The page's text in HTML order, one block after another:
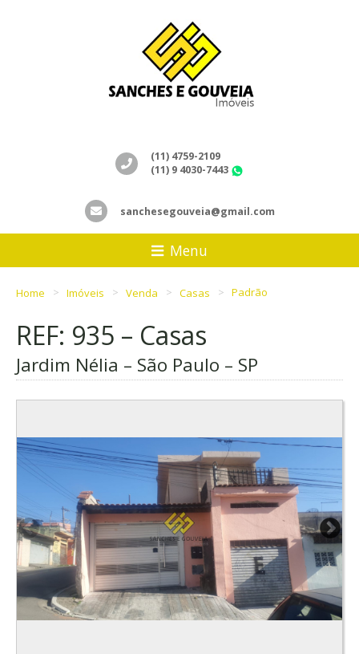
(11) 4759-2109
(11) 9 4030-7443
sanchesegouveia@gmail.com
Menu
Home Imóveis Venda Casas Padrão
REF: 935 – Casas
Jardim Nélia – São Paulo – SP